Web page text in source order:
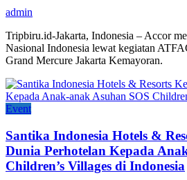
admin
Tripbiru.id-Jakarta, Indonesia – Accor
Nasional Indonesia lewat kegiatan
Grand Mercure Jakarta Kemayoran.
Event
Santika Indonesia Hotels &
Dunia Perhotelan Kepada
Children’s Villages di Indonesia